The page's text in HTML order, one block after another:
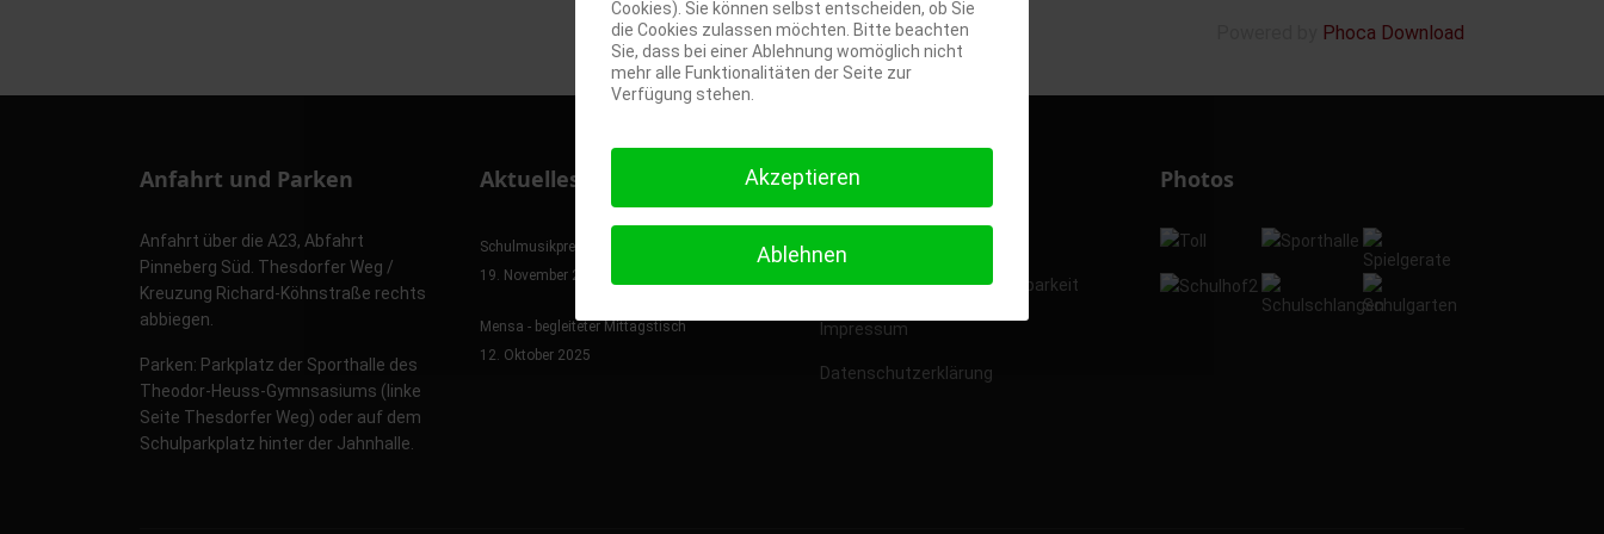
Phoca Download
Anfahrt und Parken
Anfahrt über die A23, Abfahrt
Pinneberg Süd. Thesdorfer Weg /
Kreuzung Richard-Köhnstraße rechts
abbiegen.
Parken: Parkplatz der Sporthalle des
Theodor-Heuss-Gymnsasiums (linke
Seite Thesdorfer Weg) oder auf dem
Schulparkplatz hinter der Jahnhalle.
Aktuelles
Schulmusikpreis 2025
19. November 2025
Mensa - begleiteter Mittagstisch
12. Oktober 2025
GuGs im Quellental
Unterrichtszeiten / Erreichbarkeit
Impressum
Datenschutzerklärung
Photos
Cookies). Sie können selbst entscheiden, ob Sie
die Cookies zulassen möchten. Bitte beachten
Sie, dass bei einer Ablehnung womöglich nicht
mehr alle Funktionalitäten der Seite zur
Verfügung stehen.
Akzeptieren
Ablehnen